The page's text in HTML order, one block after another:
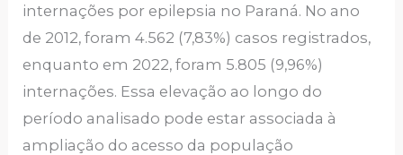
internações por epilepsia no Paraná. No ano
de 2012, foram 4.562 (7,83%) casos registrados,
enquanto em 2022, foram 5.805 (9,96%)
internações. Essa elevação ao longo do
período analisado pode estar associada à
ampliação do acesso da população